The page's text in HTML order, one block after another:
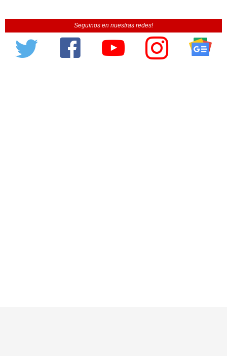
Seguinos en nuestras redes!